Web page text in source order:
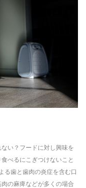
い？フードに対し興味を
べるにこぎつけないこと
る歯と歯肉の炎症を含む口
の麻痺などが多くの場合